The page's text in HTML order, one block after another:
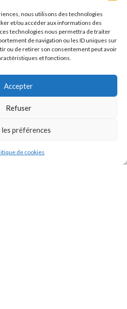
nous utilisons des technologies
et/ou accéder aux informations des
technologies nous permettra de traiter
de navigation ou les ID uniques sur
ou de retirer son consentement peut avoir
et fonctions.
Accepter
Refuser
préférences
de cookiesde ce site.